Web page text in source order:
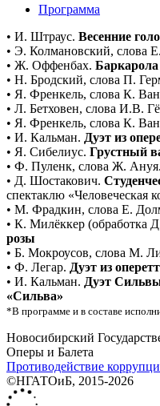
Программа
• И. Штраус. Весенние
• Э. Колмановский, слова
• Ж. Оффенбах.
• Н. Бродский, слова П.
• Я. Френкель, слова К.
• Л. Бетховен, слова И.В.
• Я. Френкель, слова К.
• И. Кальман. Дуэт из
• Я. Сибелиус. Грустный
• Ф. Пуленк, слова Ж. Ануя.
• Д. Шостакович.
спектаклю «Человеческая
• М. Фрадкин, слова Е.
• К. Милёккер (обработка
розы
• Б. Мокроусов, слова М.
• Ф. Легар. Дуэт из
• И. Кальман. Дуэт
«Сильва»
*В программе и в составе
Новосибирский
Оперы и Балета
Противодействие
©НГАТОиБ, 2015-2026